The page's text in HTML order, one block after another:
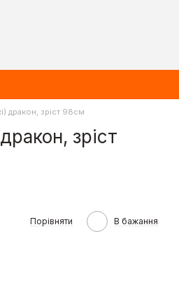
дракон, зріст 98см
зріст
Порівняти В бажання